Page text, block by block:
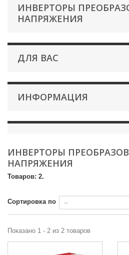
ИНВЕРТОРЫ
НАПРЯЖЕНИЯ
ДЛЯ ВАС
ИНФОРМАЦИЯ
ИНВЕРТОРЫ
НАПРЯЖЕНИЯ
Товаров: 2.
Сортировка по
Показано 1 - 2 из 2 товаров